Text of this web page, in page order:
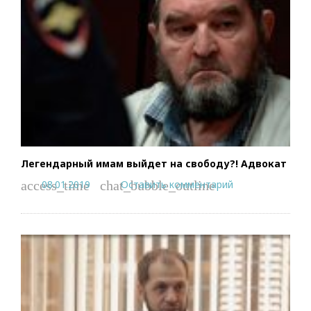
Легендарный имам выйдет на свободу?! Адвокат
access_time
08.01.2019 chat_bubble_outline
Оставить комментарий